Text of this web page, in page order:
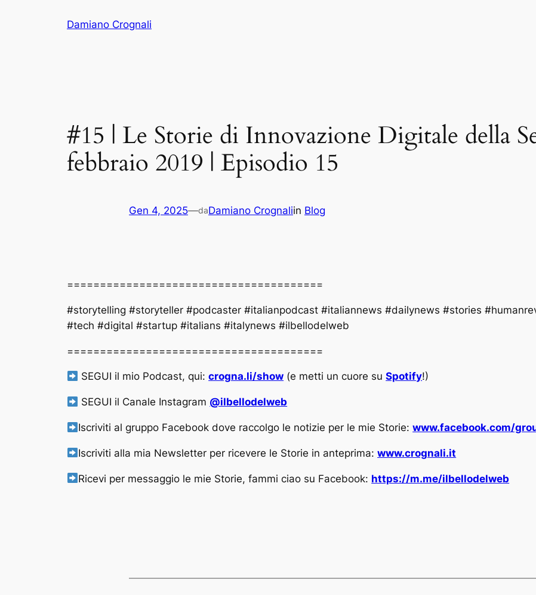
Damiano Crognali
#15 | Le Storie di Innovazione Digitale della
febbraio 2019 | Episodio 15
Gen 4, 2025—daDamiano Crognaliin Blog
=======================================
#storytelling #storyteller #podcaster #italianpodcast #italiannews #dailynews #stories
#tech #digital #startup #italians #italynews #ilbellodelweb
=======================================
SEGUI il mio Podcast, qui:crogna.li/show (e metti un cuore suSpotify!)
SEGUI il Canale Instagram @ilbellodelweb
Iscriviti al gruppo Facebook dove raccolgo le notizie per le mie Storie:www.facebook.com/
Iscriviti alla mia Newsletter per ricevere le Storie in anteprima:www.crognali.it
Ricevi per messaggio le mie Storie, fammi ciao su Facebook: https://m.me/ilbellodelweb